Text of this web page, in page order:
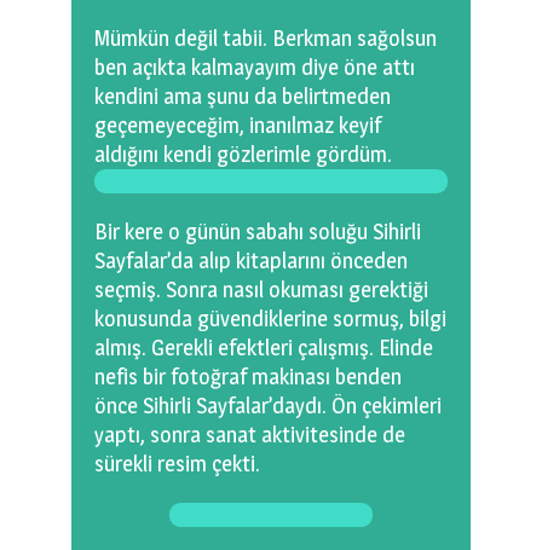
Mümkün değil tabii. Berkman sağolsun
ben açıkta kalmayayım diye öne attı
kendini ama şunu da belirtmeden
geçemeyeceğim, inanılmaz keyif
aldığını kendi gözlerimle gördüm.
Bir kere o günün sabahı soluğu Sihirli
Sayfalar’da alıp kitaplarını önceden
seçmiş. Sonra nasıl okuması gerektiği
konusunda güvendiklerine sormuş, bilgi
almış. Gerekli efektleri çalışmış. Elinde
nefis bir fotoğraf makinası benden
önce Sihirli Sayfalar’daydı. Ön çekimleri
yaptı, sonra sanat aktivitesinde de
sürekli resim çekti.